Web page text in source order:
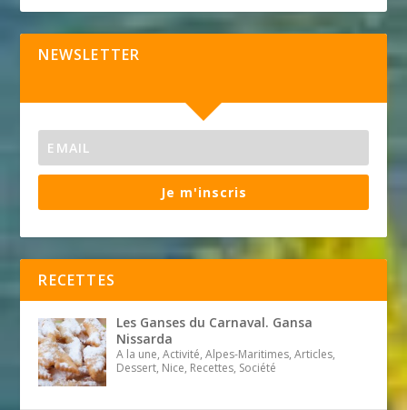
NEWSLETTER
Je m'inscris
RECETTES
Les Ganses du Carnaval. Gansa
Nissarda
A la une, Activité, Alpes-Maritimes, Articles,
Dessert, Nice, Recettes, Société